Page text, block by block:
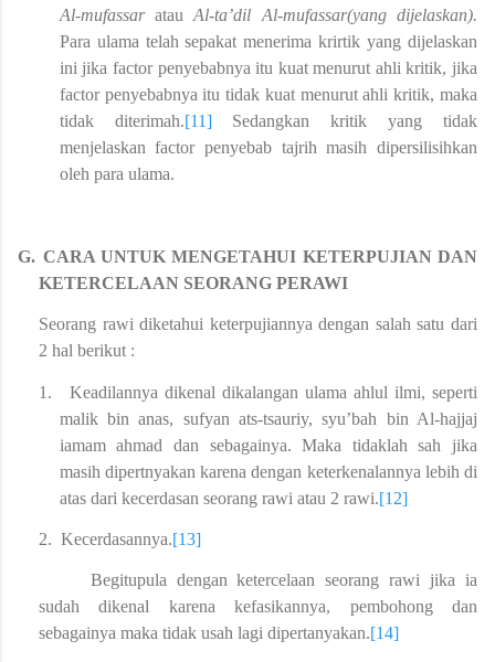
Al-mufassaratau Al-ta’dil Al-mufassar­(yang dijelaskan).
Para ulama telah sepakat menerima krirtik yang dijelaskan
ini jika factor penyebabnya itu kuat menurut ahli kritik, jika
factor penyebabnya itu tidak kuat menurut ahli kritik, maka
tidak diterimah.[11]Sedangkan kritik yang tidak
menjelaskan factor penyebab tajrih masih dipersilisihkan
oleh para ulama.
G. CARA UNTUK MENGETAHUI KETERPUJIAN DAN
KETERCELAAN SEORANG PERAWI
Seorang rawi diketahui keterpujiannya dengan salah satu dari
2 hal berikut :
1.
Keadilannya dikenal dikalangan ulama ahlul ilmi, seperti
malik bin anas, sufyan ats-tsauriy, syu’bah bin Al-hajjaj
iamam ahmad dan sebagainya. Maka tidaklah sah jika
masih dipertnyakan karena dengan keterkenalannya lebih di
atas dari kecerdasan seorang rawi atau 2 rawi.[12]
2. Kecerdasannya.[13]
Begitupula dengan ketercelaan seorang rawi jika ia
sudah dikenal karena kefasikannya, pembohong dan
sebagainya maka tidak usah lagi dipertanyakan.[14]